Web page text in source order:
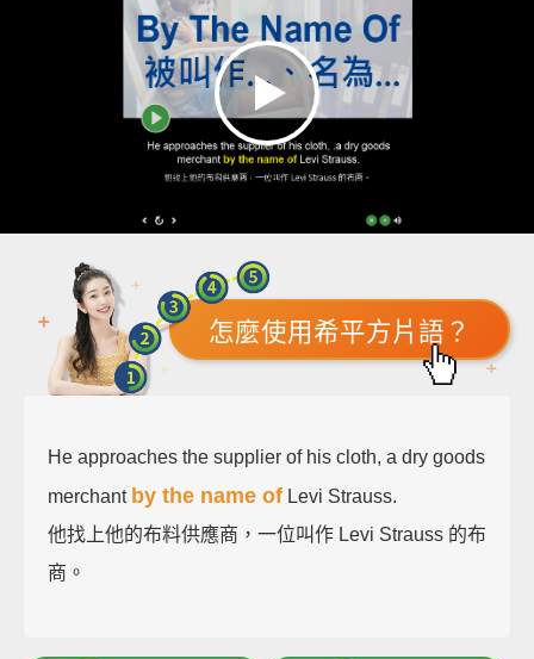
怎麼使用希平方片語？
He approaches the supplier of his cloth, a dry goods
merchant by the name of Levi Strauss.
他找上他的布料供應商，一位叫作 Levi Strauss 的布
商。